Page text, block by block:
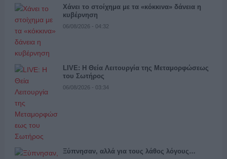
Χάνει το στοίχημα με τα «κόκκινα» δάνεια η
κυβέρνηση
06/08/2026 - 04:32
LIVE: Η Θεία Λειτουργία της Μεταμορφώσεως
του Σωτήρος
06/08/2026 - 03:34
Ξύπνησαν, αλλά για τους λάθος λόγους…